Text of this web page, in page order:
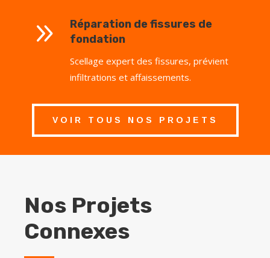
9
Réparation de fissures de
fondation
Scellage expert des fissures, prévient
infiltrations et affaissements.
VOIR TOUS NOS PROJETS
Nos Projets
Connexes